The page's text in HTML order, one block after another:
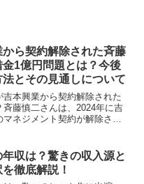
から契約解除された斉藤
金1億円問題とは？今後
とその見通しについて
吉本興業から契約解除された
斉藤慎二さんは、2024年に吉
ネジメント契約が解除され
とされています。報道による
数のトラブ...
年収は？驚きの収入源と
徹底解説！